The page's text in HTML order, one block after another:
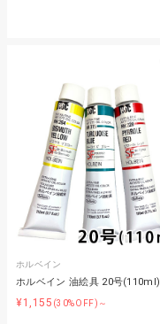
ホルベイン
ホルベイン 油絵具 20号(110ml)
¥1,155 (30%OFF)～